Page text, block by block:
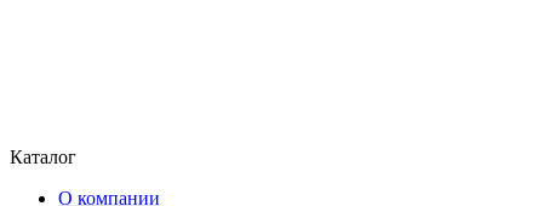
Каталог
О компании